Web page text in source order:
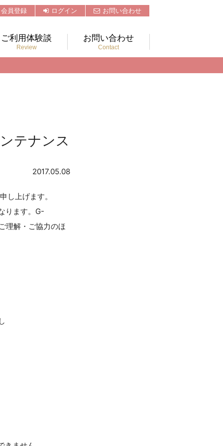
会員登録 ログイン お問い合わせ
ご利用体験談
Review
お問い合わせ
Contact
テナンス
2017.05.08
し上げます。
ります。G-
理解・ご協力のほ